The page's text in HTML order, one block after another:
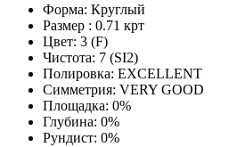
Форма: Круглый
Размер : 0.71 крт
Цвет: 3 (F)
Чистота: 7 (SI2)
Полировка: EXCELLENT
Симметрия: VERY GOOD
Площадка: 0%
Глубина: 0%
Рундист: 0%